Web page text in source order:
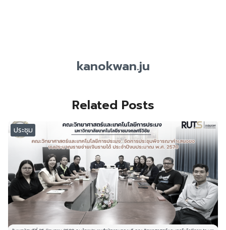
kanokwan.ju
Related Posts
ประชุม